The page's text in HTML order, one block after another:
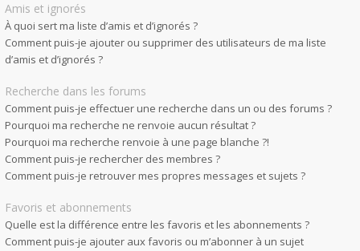
Amis et ignorés
À quoi sert ma liste d’amis et d’ignorés ?
Comment puis-je ajouter ou supprimer des utilisateurs de ma liste
d’amis et d’ignorés ?
Recherche dans les forums
Comment puis-je effectuer une recherche dans un ou des forums ?
Pourquoi ma recherche ne renvoie aucun résultat ?
Pourquoi ma recherche renvoie à une page blanche ?!
Comment puis-je rechercher des membres ?
Comment puis-je retrouver mes propres messages et sujets ?
Favoris et abonnements
Quelle est la différence entre les favoris et les abonnements ?
Comment puis-je ajouter aux favoris ou m’abonner à un sujet